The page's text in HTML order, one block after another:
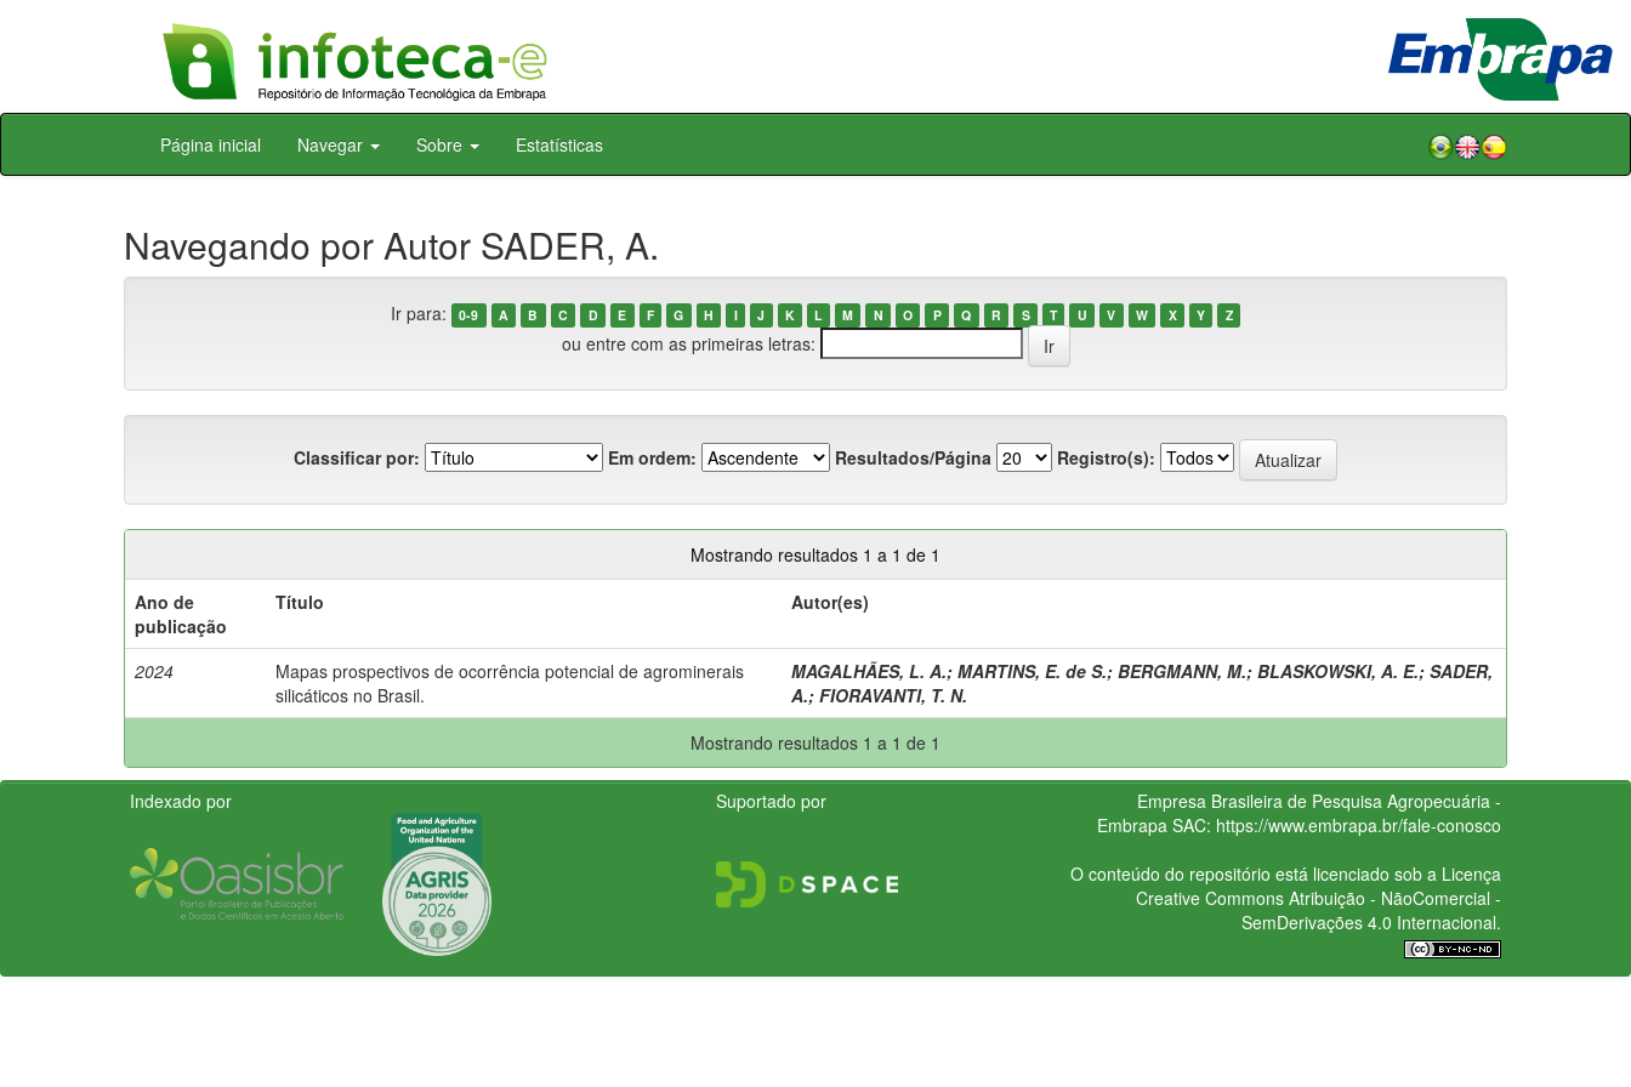
Skip
Página inicial Navegar Sobre Estatísticas
Navegando por Autor SADER, A.
Ir para: 0-9 A B C D E F G H I J K L M N O P Q R S T U V W X Y Z
ou entre com as primeiras letras:
Classificar por: Em ordem: Resultados/Página Registro(s):
Mostrando resultados 1 a 1 de 1
Ano de
publicação
Título Autor(es)
2024
Mapas prospectivos de ocorrência potencial de agrominerais
silicáticos no Brasil.
MAGALHÃES, L. A.; MARTINS, E. de S.; BERGMANN, M.; BLASKOWSKI, A. E.; SADER,
A.; FIORAVANTI, T. N.
Mostrando resultados 1 a 1 de 1
Indexado por Suportado por
Empresa Brasileira de Pesquisa Agropecuária -
Embrapa SAC: https://www.embrapa.br/fale-conosco
O conteúdo do repositório está licenciado sob a Licença
Creative CommonsAtribuição - NãoComercial -
SemDerivações 4.0 Internacional.